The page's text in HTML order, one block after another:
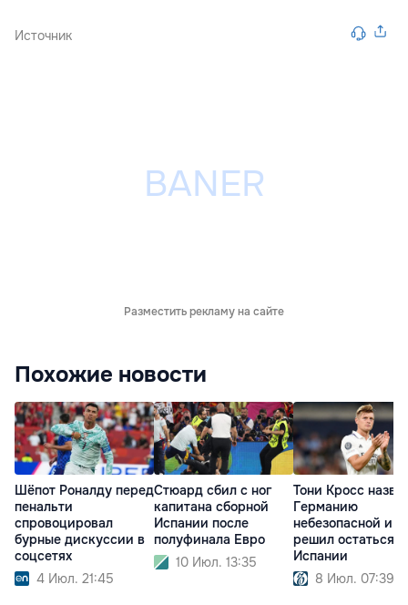
Источник
Разместить рекламу на сайте
Похожие новости
Шёпот Роналду перед
пенальти
спровоцировал
бурные дискуссии в
соцсетях
4 Июл. 21:45
Стюард сбил с ног
капитана сборной
Испании после
полуфинала Евро
10 Июл. 13:35
Тони Кросс
Германию
небезопасной и
решил остаться в
Испании
8 Июл. 07:39